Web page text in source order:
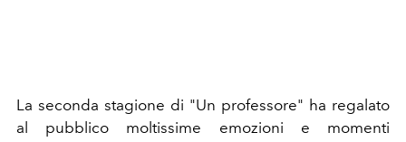
La seconda stagione di "Un professore" ha regalato
al pubblico moltissime emozioni e momenti